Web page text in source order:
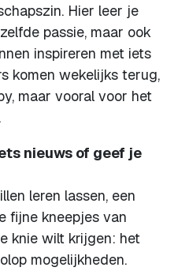
Hier leer je
passie, maar ook
inspireren met iets
komen wekelijks terug,
maar vooral voor het
nieuws of geef je
leren lassen, een
fijne kneepjes van
knie wilt krijgen: het
mogelijkheden.